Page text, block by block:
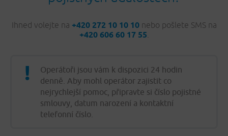
Ihned volejte na +420 272 10 10 10 nebo pošlete SMS na
+420 606 60 17 55
Operátoři jsou vám k dispozici 24 hodin
denně. Aby mohl operátor zajistit co
nejrychlejší pomoc, připravte si číslo pojistné
smlouvy, datum narození a kontaktní
telefonní číslo.